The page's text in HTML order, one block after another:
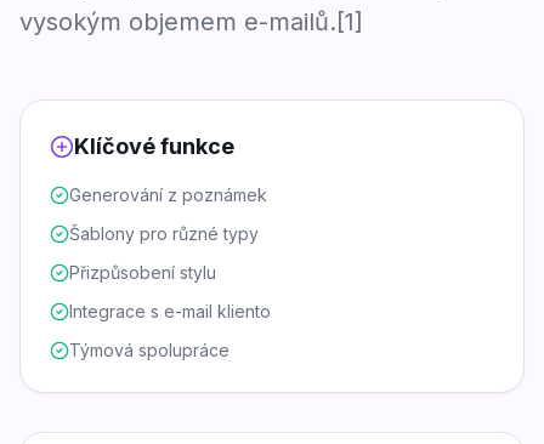
vysokým objemem e-mailů.[1]
Klíčové funkce
Generování z poznámek
Šablony pro různé typy
Přizpůsobení stylu
Integrace s e-mail kliento
Týmová spolupráce